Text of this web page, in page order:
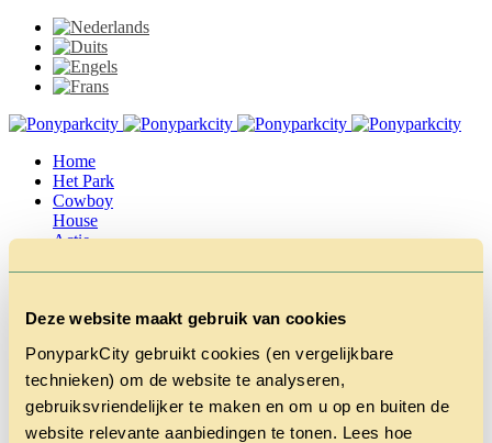
Deze website maakt gebruik van cookies
PonyparkCity gebruikt cookies (en vergelijkbare
technieken) om de website te analyseren,
gebruiksvriendelijker te maken en om u op en buiten de
website relevante aanbiedingen te tonen. Lees hoe
Home
Het Park
Cowboy
House
Actie
Tarieven &